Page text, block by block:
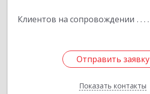
Клиентов на сопровождении
Отправить заявку
Показать контакты
Отправить заявку
Назад